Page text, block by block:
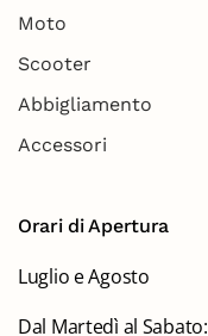
Moto
Scooter
Abbigliamento
Accessori
Orari di Apertura
Luglio e Agosto
Dal Martedì al Sabato: